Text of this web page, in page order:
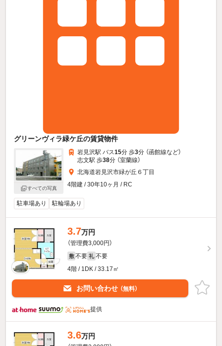
グリーンヴィラ緑ケ丘の賃貸物件
すべての写真
岩見沢駅 バス15分 歩3分 （函館線など）
志文駅 歩38分 （室蘭線）
北海道岩見沢市緑が丘６丁目
4階建 / 30年10ヶ月 / RC
駐車場あり 駐輪場あり
3.7万円
（管理費3,000円）
敷 不要 礼 不要
4階 / 1DK / 33.17㎡
お問い合わせ （無料）
提供
3.6万円